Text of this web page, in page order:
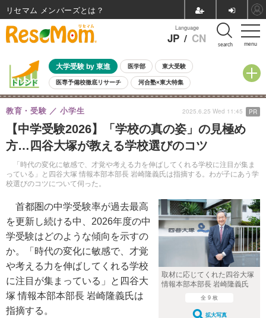
menu
Language
JP / CN search
大学受験 by 東進 医学部 東大受験
医専予備校徹底リサーチ 河合塾×東大特集
親子で考える大学選び 高校受験 中学受験 小学校受験
共通テスト 夏休み
8月開催イベント・WS 全国公立高校 過去問 人気記事
自由研究教材（小学生向け） 自由研究教材（中学生向け） ランキング
【中学受験2026】「学校の真の姿」の見極め
方…四谷大塚が教える学校選びのコツ
「時代の変化に敏感で、才覚や考える力を伸ばしてくれる学校に注目が集ま
っている」と四谷大塚 情報本部本部長 岩崎隆義氏は指摘する。わが子にあう学
校選びのコツについて伺った。
教育・受験 小学生 2025.6.25 Wed 11:45 PR
取材に応じてくれた四谷大塚
情報本部本部長 岩崎隆義氏
全 9 枚
拡大写真
首都圏の中学受験率が過去最高
を更新し続ける中、2026年度の中
学受験はどのような傾向を示すの
か。「時代の変化に敏感で、才覚
や考える力を伸ばしてくれる学校
に注目が集まっている」と四谷大
塚 情報本部本部長 岩崎隆義氏は
指摘する。
リセマム メンバーズ